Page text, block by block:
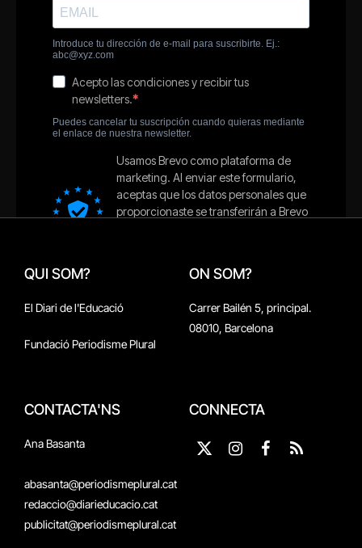
QUI SOM?
El Diari de l'Educació
Fundació Periodisme Plural
ON SOM?
Carrer Bailén 5, principal.
08010, Barcelona
CONTACTA'NS
Ana Basanta
abasanta@periodismeplural.cat
redaccio@diarieducacio.cat
publicitat@periodismeplural.cat
CONNECTA
X
InstagramFacebook
RSS